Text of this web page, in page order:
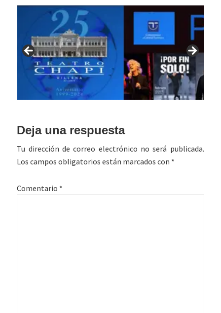
Interacciones
con
los
Deja una respuesta
Tu dirección de correo electrónico no será publicada.
Los campos obligatorios están marcados con *
Comentario *